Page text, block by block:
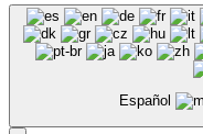
Español